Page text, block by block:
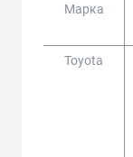
Марка
Toyota